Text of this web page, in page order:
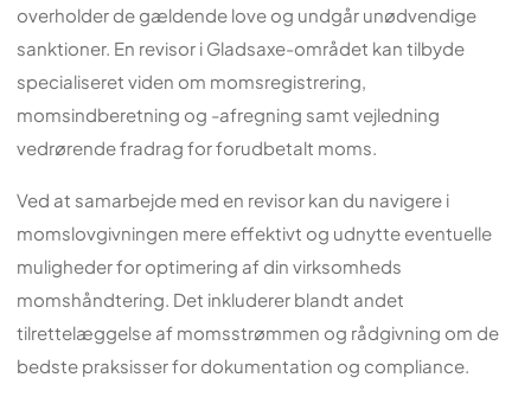
overholder de gældende love og undgår unødvendige
sanktioner. En revisor i Gladsaxe-området kan tilbyde
specialiseret viden om momsregistrering,
momsindberetning og -afregning samt vejledning
vedrørende fradrag for forudbetalt moms.
Ved at samarbejde med en revisor kan du navigere i
momslovgivningen mere effektivt og udnytte eventuelle
muligheder for optimering af din virksomheds
momshåndtering. Det inkluderer blandt andet
tilrettelæggelse af momsstrømmen og rådgivning om de
bedste praksisser for dokumentation og compliance.